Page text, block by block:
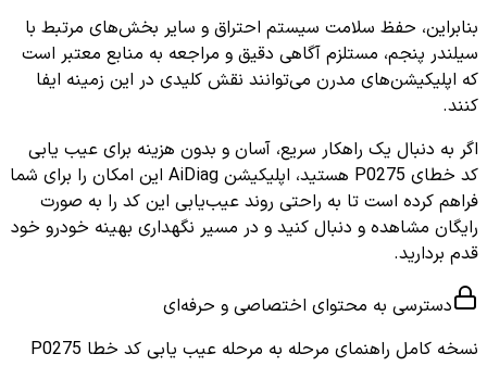
بنابراین، حفظ سلامت سیستم احتراق و سایر بخش‌های مرتبط با
سیلندر پنجم، مستلزم آگاهی دقیق و مراجعه به منابع معتبر است
که اپلیکیشن‌های مدرن می‌توانند نقش کلیدی در این زمینه ایفا
کنند.
اگر به دنبال یک راهکار سریع، آسان و بدون هزینه برای عیب یابی
کد خطای P0275 هستید، اپلیکیشن AiDiag این امکان را برای شما
فراهم کرده است تا به راحتی روند عیب‌یابی این کد را به صورت
رایگان مشاهده و دنبال کنید و در مسیر نگهداری بهینه خودرو خود
قدم بردارید.
دسترسی به محتوای اختصاصی و حرفه‌ای
نسخه کامل راهنمای مرحله به مرحله عیب یابی کد خطا P0275